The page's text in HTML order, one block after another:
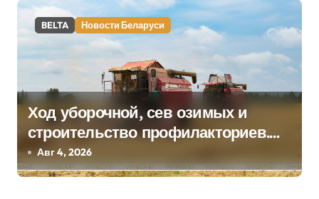
п
и
я
м
BELTA Новости Беларуси
Ход уборочной, сев озимых и
строительство профилакториев.
Лукашенко заслушал доклад главы
Минсельхозпрода
Авг 4, 2026